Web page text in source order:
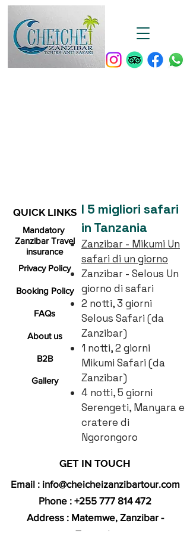
QUICK LINKS
Mandatory
Zanzibar Travel
insurance
Privacy Policy
Booking Policy
FAQs
About us
B2B
Gallery
I 5 migliori safari
in Tanzania
Zanzibar - Mikumi Un
safari di un giorno
Zanzibar - Selous Un
giorno di safari
2 notti, 3 giorni
Selous Safari (da
Zanzibar)
1 notti, 2 giorni
Mikumi Safari (da
Zanzibar)
4 notti, 5 giorni
Serengeti, Manyara e
cratere di
Ngorongoro
GET IN TOUCH​
Email : info@cheicheizanzibartour.com
Phone : +255 777 814 472
Address : Matemwe, Zanzibar -